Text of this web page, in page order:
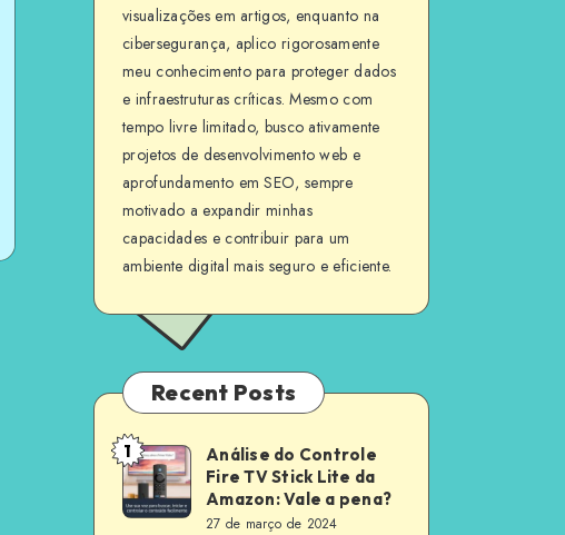
visualizações em artigos, enquanto na
cibersegurança, aplico rigorosamente
meu conhecimento para proteger dados
e infraestruturas críticas. Mesmo com
tempo livre limitado, busco ativamente
projetos de desenvolvimento web e
aprofundamento em SEO, sempre
motivado a expandir minhas
capacidades e contribuir para um
ambiente digital mais seguro e eficiente.
Recent Posts
Análise
do
Controle
1
Análise do Controle
Fire TV Stick Lite da
Amazon: Vale a pena?
27 de março de 2024